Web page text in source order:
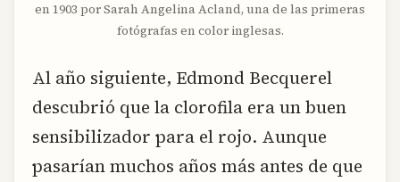
en 1903 por Sarah Angelina Acland, una de las primeras
fotógrafas en color inglesas.
Al año siguiente, Edmond Becquerel
descubrió que la clorofila era un buen
sensibilizador para el rojo. Aunque
pasarían muchos años más antes de que